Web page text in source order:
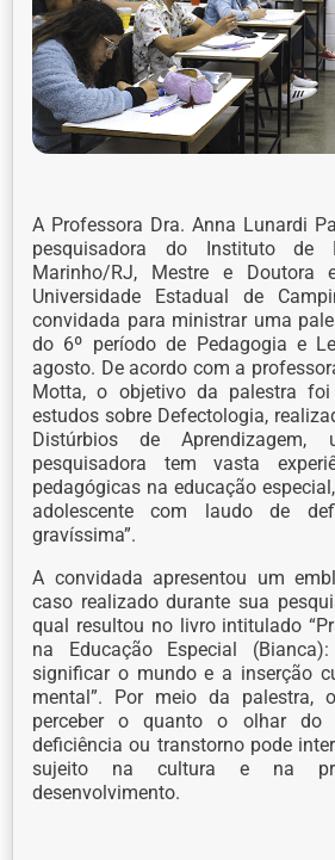
A Professora Dra. Anna Lunardi
pesquisadora do Instituto de
Marinho/RJ, Mestre e Doutora
Universidade Estadual de
convidada para ministrar uma
do 6º período de Pedagogia e
agosto. De acordo com a
Motta, o objetivo da palestra foi
estudos sobre Defectologia,
Distúrbios de
pesquisadora tem vasta
pedagógicas na educação
adolescente com laudo de
gravíssima”.
A convidada apresentou um
caso realizado durante sua
qual resultou no livro intitulado
na Educação Especial
significar o mundo e a inserção
mental”. Por meio da palestra,
perceber o quanto o olhar do
deficiência ou transtorno pode
sujeito na cultura e na
desenvolvimento.